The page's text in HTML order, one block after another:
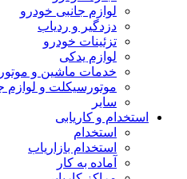
لوازم جانبی خودرو
دزدگیر و ردیاب
تزئینات خودرو
لوازم یدکی
خدمات ماشین و موتور
موتورسیکلت و لوازم
سایر
استخدام و کاریابی
استخدام
استخدام بازاریاب
آماده به کار